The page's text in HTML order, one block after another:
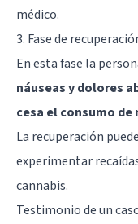
médico.
3. Fase de
En esta fase la
náuseas y dolores
cesa el consumo de
La recuperación
experimentar
cannabis.
Testimonio de un